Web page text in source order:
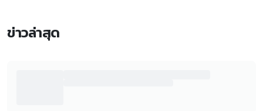
ข่าวล่าสุด